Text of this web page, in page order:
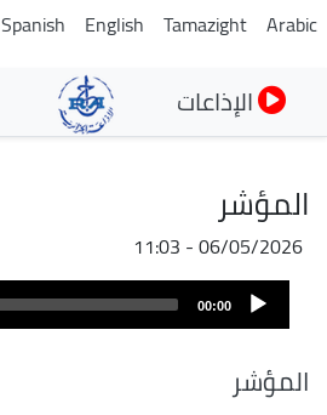
تجاوز
Arabic
Tamazight
English
Spanish
الإذاعات
المؤشر
06/05/2026 - 11:03
ملف
الصوت
Audio
Player
00:00
المؤشر